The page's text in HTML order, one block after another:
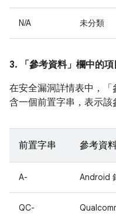
N/A 未分類
3. 「參考資料」 欄中的項
在安全漏洞詳情表中，「
含一個前置字串，表示該
前置字串 參考資
A- Android
QC-